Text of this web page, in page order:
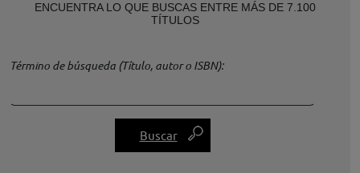
ENCUENTRA LO QUE BUSCAS ENTRE MÁS DE 7.100
TÍTULOS
Término de búsqueda (Título, autor o ISBN)